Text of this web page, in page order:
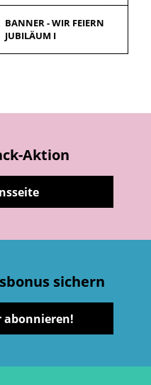
BANNER - WIR FEIERN
JUBILÄUM I
Aktion
sichern
abonnieren!